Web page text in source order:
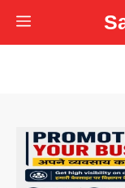
Skip
to
Menu